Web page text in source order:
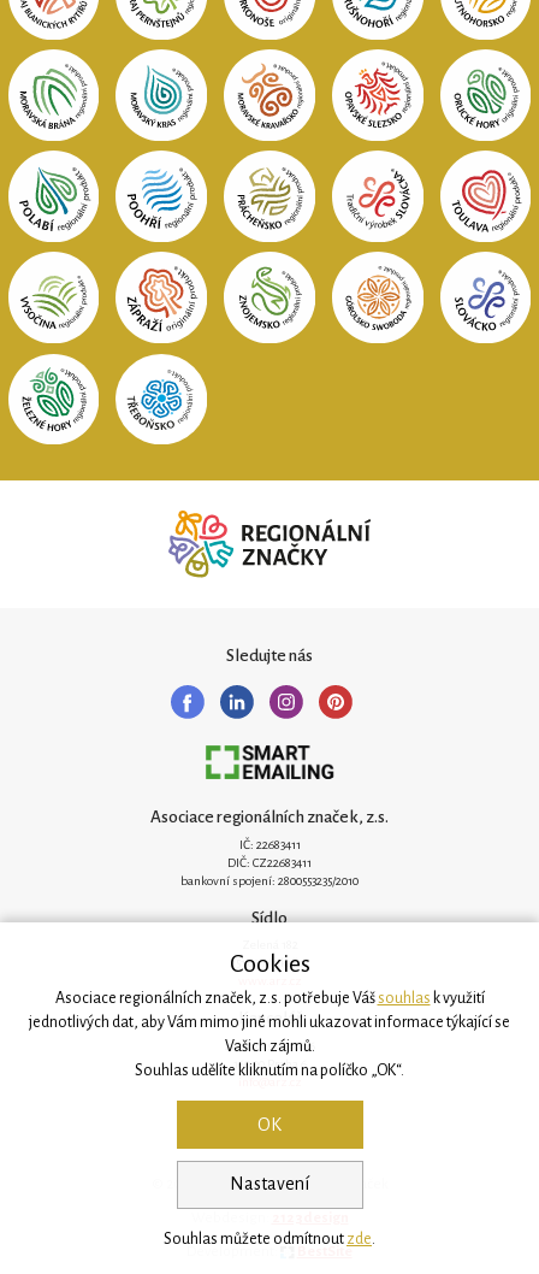
Sledujte nás
Asociace regionálních značek, z.s.
IČ: 22683411
DIČ: CZ22683411
bankovní spojení: 2800553235/2010
Sídlo
251 62 Mukařov
Kancelář
Svatovítská 906/6
160 00 Praha 6
© 2026, Asociace regionálních značek
Cookies
Asociace regionálních značek, z.s. potřebuje Vášsouhlas k využití
jednotlivých dat, aby Vám mimo jiné mohli ukazovat informace týkající se
Vašich zájmů.
Souhlas udělíte kliknutím na políčko „OK“.
Nastavení
OK
Souhlas můžete odmítnout zde.